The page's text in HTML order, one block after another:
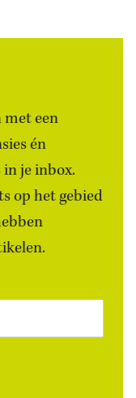
een
én
je inbox.
op het gebied